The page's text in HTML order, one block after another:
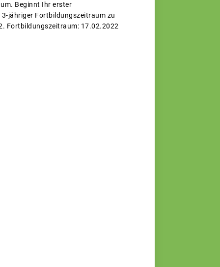
Beginnt Ihr erster
jähriger Fortbildungszeitraum zu
Fortbildungszeitraum: 17.02.2022